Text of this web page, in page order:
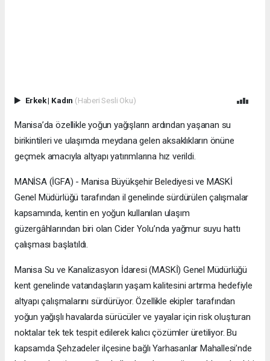
Erkek| Kadın (Haberi Sesli Oku)
Manisa’da özellikle yoğun yağışların ardından yaşanan su
birikintileri ve ulaşımda meydana gelen aksaklıkların önüne
geçmek amacıyla altyapı yatırımlarına hız verildi.
MANİSA (İGFA) - Manisa Büyükşehir Belediyesi ve MASKİ
Genel Müdürlüğü tarafından il genelinde sürdürülen çalışmalar
kapsamında, kentin en yoğun kullanılan ulaşım
güzergâhlarından biri olan Cider Yolu’nda yağmur suyu hattı
çalışması başlatıldı.
Manisa Su ve Kanalizasyon İdaresi (MASKİ) Genel Müdürlüğü
kent genelinde vatandaşların yaşam kalitesini artırma hedefiyle
altyapı çalışmalarını sürdürüyor. Özellikle ekipler tarafından
yoğun yağışlı havalarda sürücüler ve yayalar için risk oluşturan
noktalar tek tek tespit edilerek kalıcı çözümler üretiliyor. Bu
kapsamda Şehzadeler ilçesine bağlı Yarhasanlar Mahallesi’nde